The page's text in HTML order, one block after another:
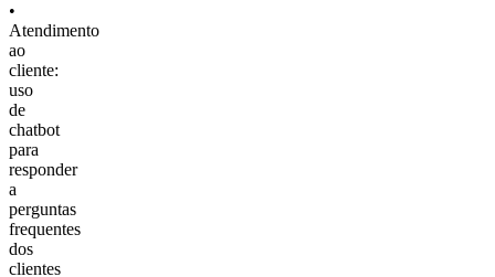
•
Atendimento
ao
cliente:
uso
de
chatbot
para
responder
a
perguntas
frequentes
dos
clientes